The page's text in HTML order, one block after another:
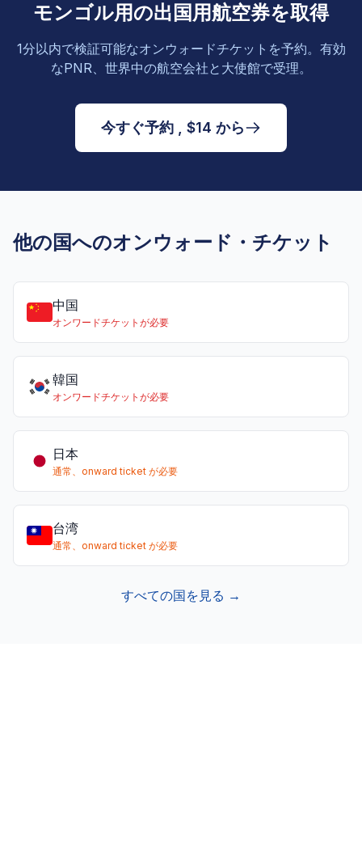
モンゴル用の出国用航空券を取得
1分以内で検証可能なオンウォードチケットを予約。有効
なPNR、世界中の航空会社と大使館で受理。
今すぐ予約 , $14 から
他の国へのオンウォード・チケット
中国
オンワードチケットが必要
韓国
オンワードチケットが必要
日本
通常、onward ticket が必要
台湾
通常、onward ticket が必要
すべての国を見る →